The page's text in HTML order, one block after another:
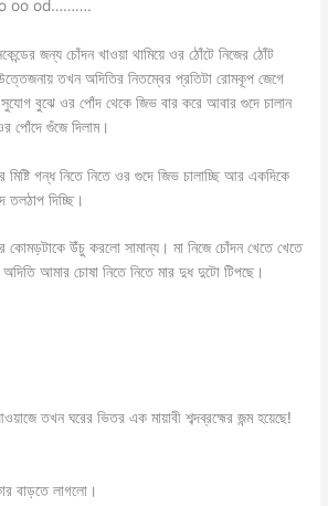
oo od……….
জন্য চোঁদন খাওয়া থামিয়ে ওর ঠোঁটে নিজের ঠোঁট
তখন অদিতির নিতম্বের প্রতিটা রোমকূপ জেগে
বুঝে ওর পোঁদ থেকে জিভ বার করে আবার গুদে চালান
পোঁদে গুঁজে দিলাম।
গন্ধ নিতে নিতে ওর গুদে জিভ চালাচ্ছি আর একদিকে
দিচ্ছি।
উঁচু করলো সামান্য। মা নিজে চোঁদন খেতে খেতে
আমার চোষা নিতে নিতে মার দুধ দুটো টিপছে।
তখন ঘরের ভিতর এক মায়াবী শব্দব্রহ্মের জন্ম হয়েছে!
বাড়তে লাগলো।